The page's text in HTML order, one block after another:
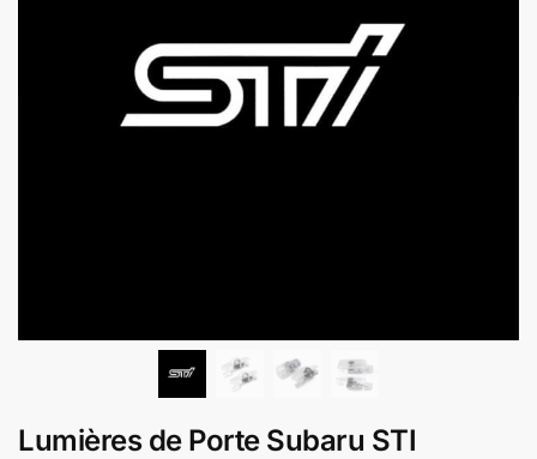
Lumières de Porte Subaru STI